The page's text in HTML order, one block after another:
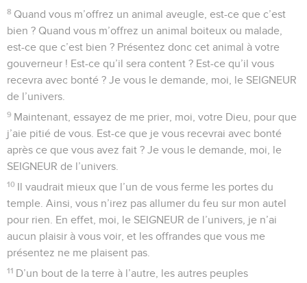
8 Quand vous m’offrez un animal aveugle, est-ce que c’est
bien ? Quand vous m’offrez un animal boiteux ou malade,
est-ce que c’est bien ? Présentez donc cet animal à votre
gouverneur ! Est-ce qu’il sera content ? Est-ce qu’il vous
recevra avec bonté ? Je vous le demande, moi, le SEIGNEUR
de l’univers.
9 Maintenant, essayez de me prier, moi, votre Dieu, pour que
j’aie pitié de vous. Est-ce que je vous recevrai avec bonté
après ce que vous avez fait ? Je vous le demande, moi, le
SEIGNEUR de l’univers.
10 Il vaudrait mieux que l’un de vous ferme les portes du
temple. Ainsi, vous n’irez pas allumer du feu sur mon autel
pour rien. En effet, moi, le SEIGNEUR de l’univers, je n’ai
aucun plaisir à vous voir, et les offrandes que vous me
présentez ne me plaisent pas.
11 D’un bout de la terre à l’autre, les autres peuples